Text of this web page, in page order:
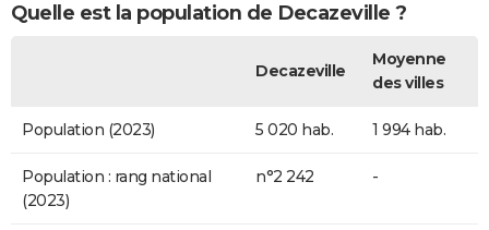
Quelle est la population de Decazeville ?
Decazeville
Moyenne
des villes
Population (2023) 5 020 hab. 1 994 hab.
Population : rang national
(2023)
n°2 242 -